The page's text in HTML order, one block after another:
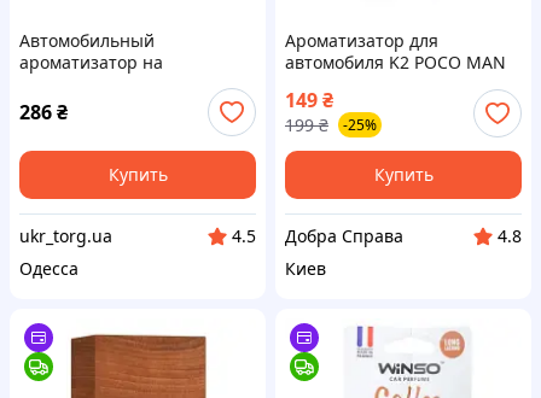
Автомобильный
ароматизатор на
"Вертолет" (S-VEN-6092-50)
286₴
Купить
ukr_torg.ua
4.5
Одесса
Ароматизатор для
автомобиля K2 POCO MAN
149₴
199 ₴ -25%
Купить
Добра Справа
4.8
Киев